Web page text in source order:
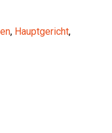
, Hauptgericht,